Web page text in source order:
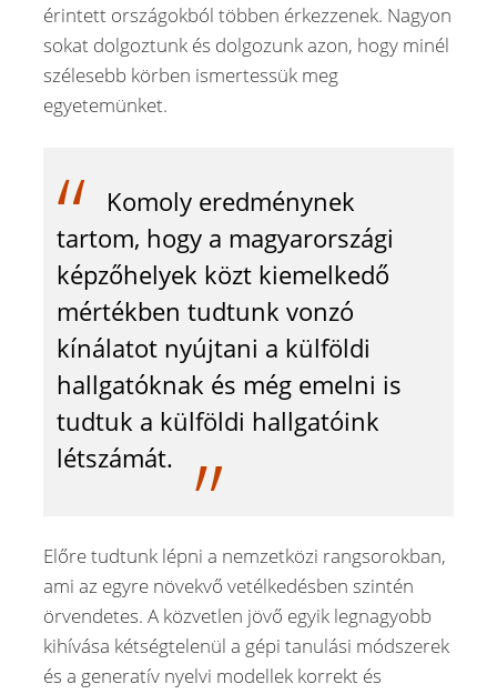
érintett országokból többen érkezzenek. Nagyon
sokat dolgoztunk és dolgozunk azon, hogy minél
szélesebb körben ismertessük meg
egyetemünket.
Komoly eredménynek
tartom, hogy a magyarországi
képzőhelyek közt kiemelkedő
mértékben tudtunk vonzó
kínálatot nyújtani a külföldi
hallgatóknak és még emelni is
tudtuk a külföldi hallgatóink
létszámát.
Előre tudtunk lépni a nemzetközi rangsorokban,
ami az egyre növekvő vetélkedésben szintén
örvendetes. A közvetlen jövő egyik legnagyobb
kihívása kétségtelenül a gépi tanulási módszerek
és a generatív nyelvi modellek korrekt és